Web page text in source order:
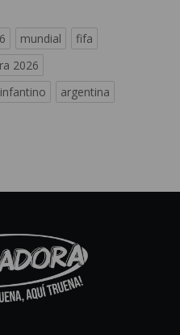
mundial
fifa
2026
argentina